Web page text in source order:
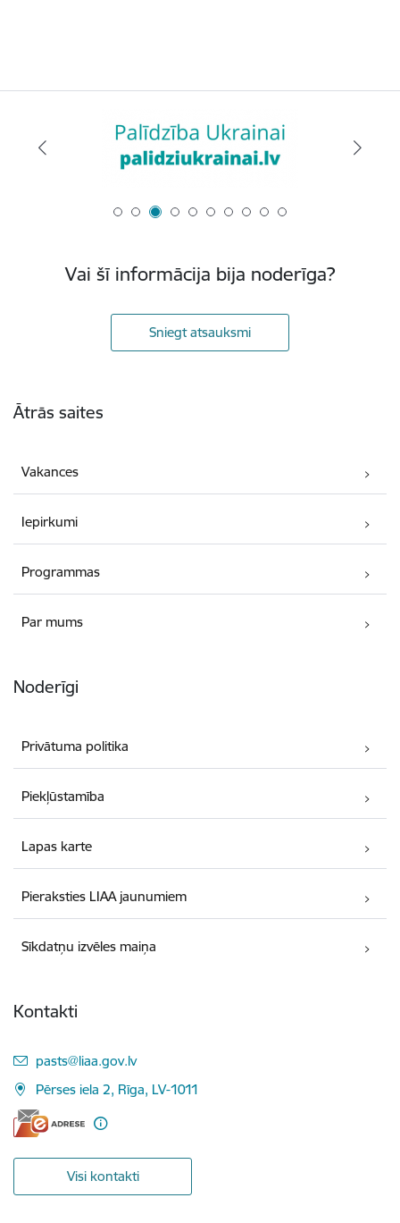
Vai šī informācija bija noderīga?
Sniegt atsauksmi
Ātrās saites
Vakances
Iepirkumi
Programmas
Par mums
Noderīgi
Privātuma politika
Piekļūstamība
Lapas karte
Pieraksties LIAA jaunumiem
Sīkdatņu izvēles maiņa
Kontakti
E-pasts:
pasts@liaa.gov.lv
Pērses iela 2, Rīga, LV-1011
Visi kontakti